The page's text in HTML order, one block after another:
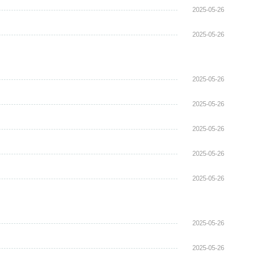
2025-05-26
2025-05-26
2025-05-26
2025-05-26
2025-05-26
2025-05-26
2025-05-26
2025-05-26
2025-05-26